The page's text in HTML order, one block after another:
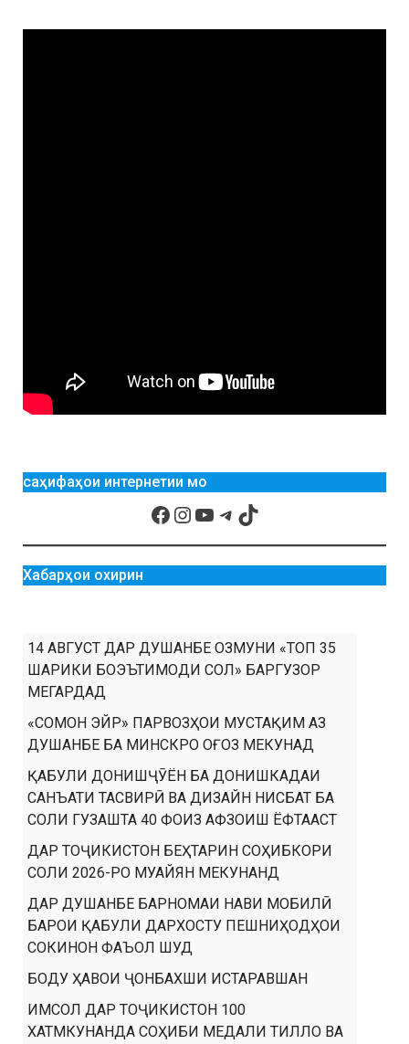
саҳифаҳои интернетии мо
Хабарҳои охирин
14 АВГУСТ ДАР ДУШАНБЕ ОЗМУНИ «ТОП 35
ШАРИКИ БОЭЪТИМОДИ СОЛ» БАРГУЗОР
МЕГАРДАД
«СОМОН ЭЙР» ПАРВОЗҲОИ МУСТАҚИМ АЗ
ДУШАНБЕ БА МИНСКРО ОҒОЗ МЕКУНАД
ҚАБУЛИ ДОНИШҶӮЁН БА ДОНИШКАДАИ
САНЪАТИ ТАСВИРӢ ВА ДИЗАЙН НИСБАТ БА
СОЛИ ГУЗАШТА 40 ФОИЗ АФЗОИШ ЁФТААСТ
ДАР ТОҶИКИСТОН БЕҲТАРИН СОҲИБКОРИ
СОЛИ 2026-РО МУАЙЯН МЕКУНАНД
ДАР ДУШАНБЕ БАРНОМАИ НАВИ МОБИЛӢ
БАРОИ ҚАБУЛИ ДАРХОСТУ ПЕШНИҲОДҲОИ
СОКИНОН ФАЪОЛ ШУД
БОДУ ҲАВОИ ҶОНБАХШИ ИСТАРАВШАН
ИМСОЛ ДАР ТОҶИКИСТОН 100
ХАТМКУНАНДА СОҲИБИ МЕДАЛИ ТИЛЛО ВА